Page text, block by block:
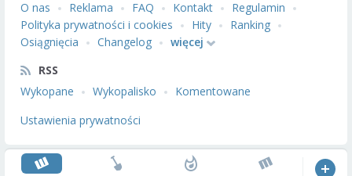
O nas
Reklama FAQ Kontakt
Regulamin
Polityka prywatności i cookies
Hity
Ranking
Osiągnięcia
Changelog
więcej
RSS
Wykopane
Wykopalisko
Komentowane
Ustawienia prywatności